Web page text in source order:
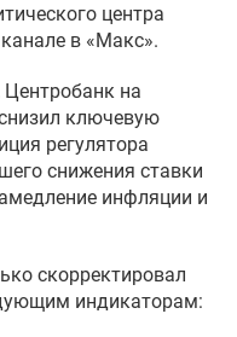
центра
в «Макс».
на
ключевую
регулятора
снижения ставки
инфляции и
скорректировал
индикаторам: